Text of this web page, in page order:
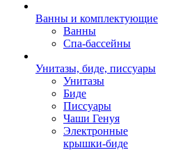
Ванны и комплектующие
Ванны
Спа-бассейны
Унитазы, биде, писсуары
Унитазы
Биде
Писсуары
Чаши Генуя
Электронные
крышки-биде